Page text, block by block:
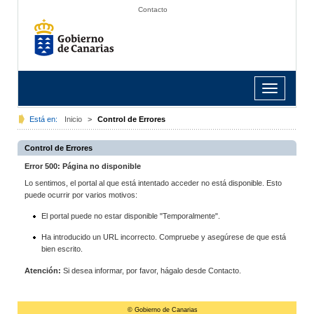
Contacto
Toggle
navigation
Está en: Inicio > Control de Errores
Control de Errores
Error 500: Página no disponible
Lo sentimos, el portal al que está intentado acceder no está disponible. Esto
puede ocurrir por varios motivos:
El portal puede no estar disponible "Temporalmente".
Ha introducido un URL incorrecto. Compruebe y asegúrese de que está
bien escrito.
Atención: Si desea informar, por favor, hágalo desde Contacto.
© Gobierno de Canarias